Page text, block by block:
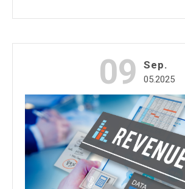
09 Sep.
05.2025